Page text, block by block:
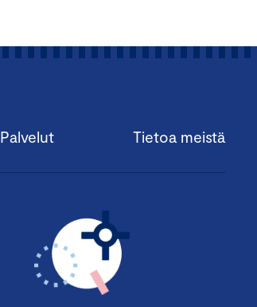
Palvelut Tietoa meistä